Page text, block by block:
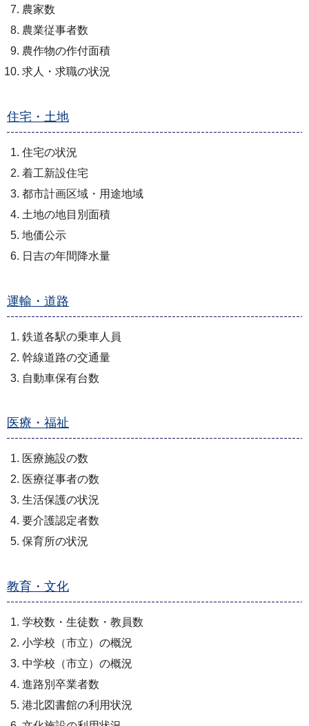
農家数
農業従事者数
農作物の作付面積
求人・求職の状況
住宅・土地
住宅の状況
着工新設住宅
都市計画区域・用途地域
土地の地目別面積
地価公示
日吉の年間降水量
運輸・道路
鉄道各駅の乗車人員
幹線道路の交通量
自動車保有台数
医療・福祉
医療施設の数
医療従事者の数
生活保護の状況
要介護認定者数
保育所の状況
教育・文化
学校数・生徒数・教員数
小学校（市立）の概況
中学校（市立）の概況
進路別卒業者数
港北図書館の利用状況